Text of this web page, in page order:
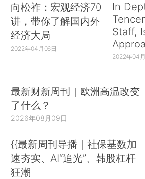
向松祚：宏观经济70
讲，带你了解国内外
经济大局
2022年04月06日
In
Staff,
2022年04
最新财新周刊｜欧洲高温改变
了什么？
2026年08月09日
{{最新周刊导播｜社保基数加
速夯实、AI“追光”、韩股杠杆
狂潮